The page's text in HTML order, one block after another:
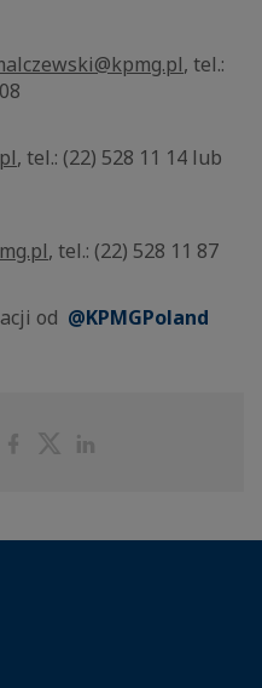
, tel.:
, tel.: (22) 528 11 14 lub
, tel.: (22) 528 11 87
od @KPMGPoland
ShareShare